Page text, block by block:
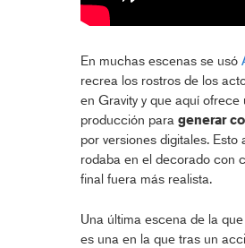
En muchas escenas se usó
recrea los rostros de los
en Gravity y que aquí
producción para generar
por versiones digitales.
rodaba en el decorado con
final fuera más realista.
Una última escena de la
es una en la que tras un